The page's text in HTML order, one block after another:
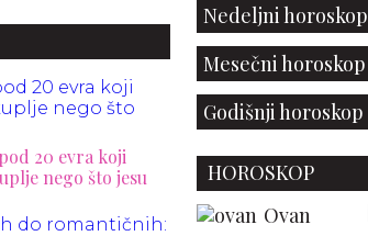
20 evra koji
nego što jesu
Nedeljni horoskop
Mesečni horoskop
Godišnji horoskop
HOROSKOP
Ovan